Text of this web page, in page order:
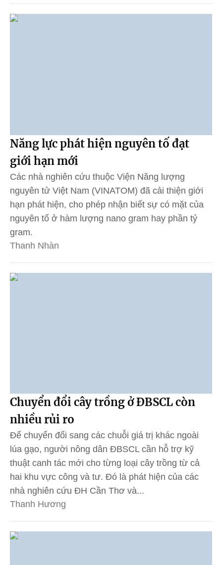
Năng lực phát hiện nguyên tố đạt
giới hạn mới
Các nhà nghiên cứu thuộc Viện Năng lượng
nguyên tử Việt Nam (VINATOM) đã cải thiện giới
hạn phát hiện, cho phép nhận biết sự có mặt của
nguyên tố ở hàm lượng nano gram hay phần tỷ
gram.
Thanh Nhàn
Chuyển đổi cây trồng ở ĐBSCL còn
nhiều rủi ro
Để chuyển đổi sang các chuỗi giá trị khác ngoài
lúa gạo, người nông dân ĐBSCL cần hỗ trợ kỹ
thuật canh tác mới cho từng loại cây trồng từ cả
hai khu vực công và tư. Đó là phát hiện của các
nhà nghiên cứu ĐH Cần Thơ và...
Thanh Hương